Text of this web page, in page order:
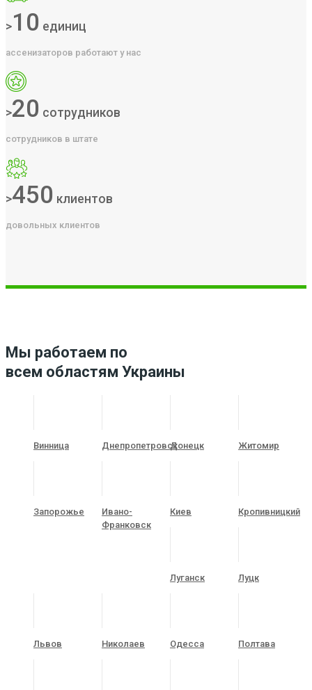
>10 единиц
ассенизаторов работают у нас
>20 сотрудников
сотрудников в штате
>450 клиентов
довольных клиентов
Мы работаем по
всем областям Украины
Винница ДнепропетровскДонецк Житомир
Запорожье
Ивано-
Франковск
Киев Кропивницкий
Луганск Луцк
Львов Николаев Одесса Полтава